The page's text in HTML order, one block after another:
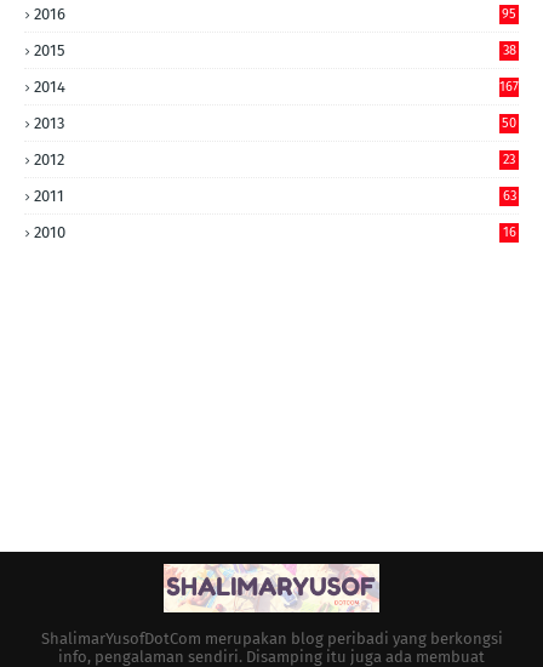
2016 95
2015 38
2014 167
2013 50
2012 23
2011 63
2010 16
ShalimarYusofDotCom merupakan blog peribadi yang berkongsi
info, pengalaman sendiri. Disamping itu juga ada membuat